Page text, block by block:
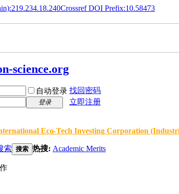
Crossref DOI Prefix:10.58473
自动登录 找回密码
登录
立即注册
Eco-Tech Investing Corporation
索 搜索 热搜: Academic Merits